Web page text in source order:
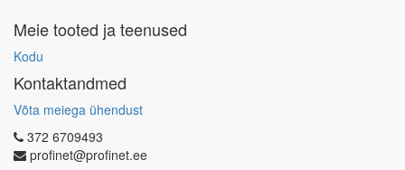
Meie tooted ja teenused
Kodu
Kontaktandmed
Võta meiega ühendust
372 6709493
profinet@profinet.ee